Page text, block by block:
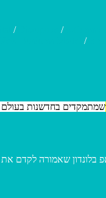
/ /
/
שמתמקדים בחדשנות בעולם